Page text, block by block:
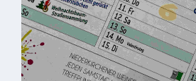
Schwesternhaus
1906
Bürgerhospital
Deidesheim